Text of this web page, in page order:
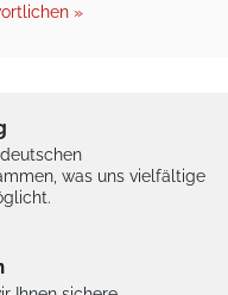
»
was uns vielfältige